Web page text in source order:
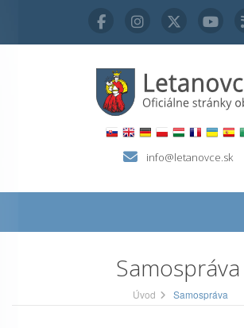
info@letanovce.sk
Samospráva
Úvod Samospráva